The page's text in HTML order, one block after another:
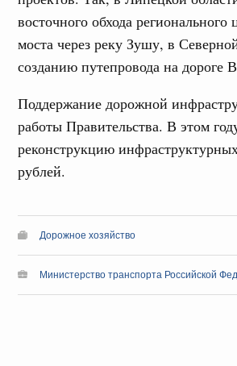
восточного обхода
моста через реку Зушу, в
созданию путепровода на дороге
Поддержание дорожной
работы Правительства. В этом
реконструкцию
рублей.
Дорожное хозяйство
Министерство транспорта Российской
и Михаил
физкультурника
инновации. Некоммерческие
волонтёрство. Благотворительность
поздравила
Правительства Татьяна Голикова
движения «Волонтёры-медики» с
Вчера
городов. Городская среда
провёл заседание
конкурса лучших